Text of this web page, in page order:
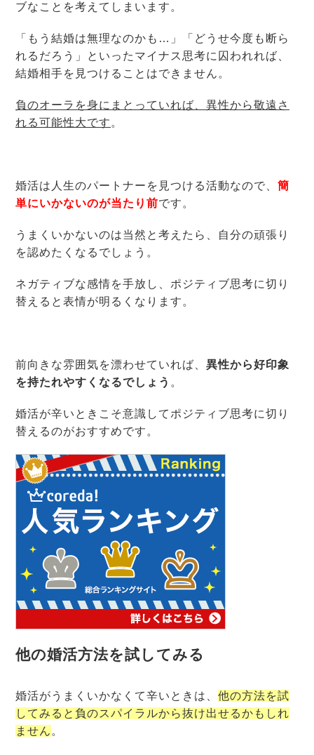
ブなことを考えてしまいます。
「もう結婚は無理なのかも…」「どうせ今度も断ら
れるだろう」といったマイナス思考に囚われれば、
結婚相手を見つけることはできません。
負のオーラを身にまとっていれば、異性から敬遠さ
れる可能性大です 。
婚活は人生のパートナーを見つける活動なので、 簡
単にいかないのが当たり前です。
うまくいかないのは当然と考えたら、自分の頑張り
を認めたくなるでしょう。
ネガティブな感情を手放し、ポジティブ思考に切り
替えると表情が明るくなります。
前向きな雰囲気を漂わせていれば、 異性から好印象
を持たれやすくなるでしょう 。
婚活が辛いときこそ意識してポジティブ思考に切り
替えるのがおすすめです。
他の婚活方法を試してみる
婚活がうまくいかなくて辛いときは、 他の方法を試
してみると負のスパイラルから抜け出せるかもしれ
ません 。